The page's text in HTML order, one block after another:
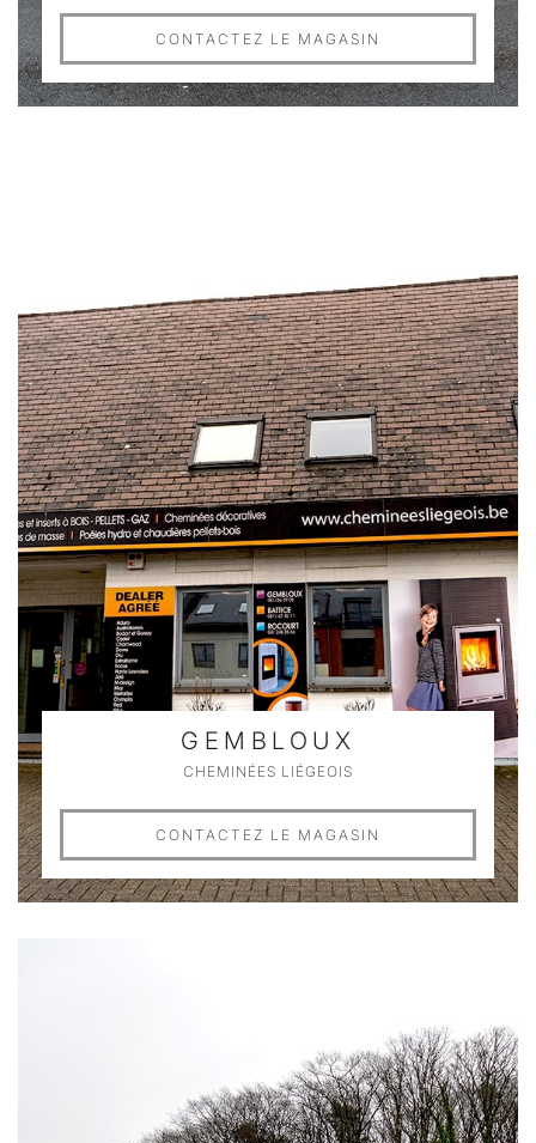
CONTACTEZ LE MAGASIN
GEMBLOUX
CHEMINÉES LIÉGEOIS
CONTACTEZ LE MAGASIN